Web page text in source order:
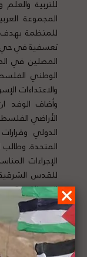
للتربية
المجموعة
للمنظمة
تعسفية في حي
المصلين في
الوطني
والاعتداءات
وأضاف الوفد
الأراضي
الدولي
المتحدة. وطالب
الإجراءات
للقدس
الانتهاكات
للقدس
اليونسكو.